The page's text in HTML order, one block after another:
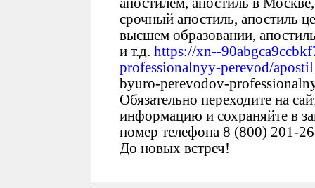
срочный апостиль, апостиль
высшем образовании,
и т.д. https://xn--
professionalnyy-perevod/
byuro-perevodov-
Обязательно переходите на
информацию и сохраняйте в
номер телефона 8 (800) 201-
До новых встреч!